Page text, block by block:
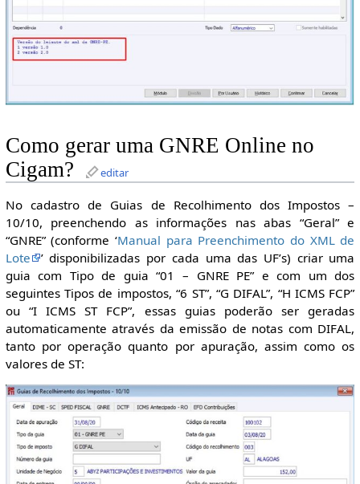
Como gerar uma GNRE Online no
Cigam?
editar
No cadastro de Guias de Recolhimento dos Impostos –
10/10, preenchendo as informações nas abas “Geral” e
“GNRE” (conforme ‘Manual para Preenchimento do XML de
Lote
’ disponibilizadas por cada uma das UF’s) criar uma
guia com Tipo de guia “01 – GNRE PE” e com um dos
seguintes Tipos de impostos, “6 ST”, “G DIFAL”, “H ICMS FCP”
ou “I ICMS ST FCP”, essas guias poderão ser geradas
automaticamente através da emissão de notas com DIFAL,
tanto por operação quanto por apuração, assim como os
valores de ST: